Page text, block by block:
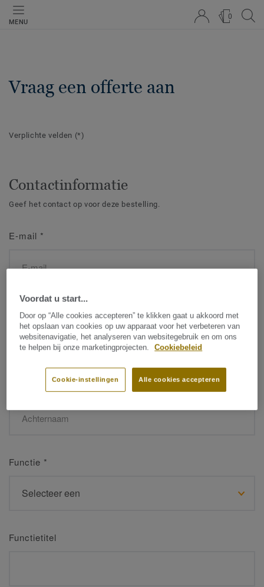
MENU
0
Vraag een offerte aan
Verplichte velden (*)
Contactinformatie
Geef het contact op voor deze bestelling.
E-mail *
Naam *
Functie *
Functietitel
Voordat u start...
Door op “Alle cookies accepteren” te klikken gaat u akkoord met
het opslaan van cookies op uw apparaat voor het verbeteren van
websitenavigatie, het analyseren van websitegebruik en om ons
te helpen bij onze marketingprojecten.
Cookiebeleid
Alle cookies accepteren
Cookie-instellingen